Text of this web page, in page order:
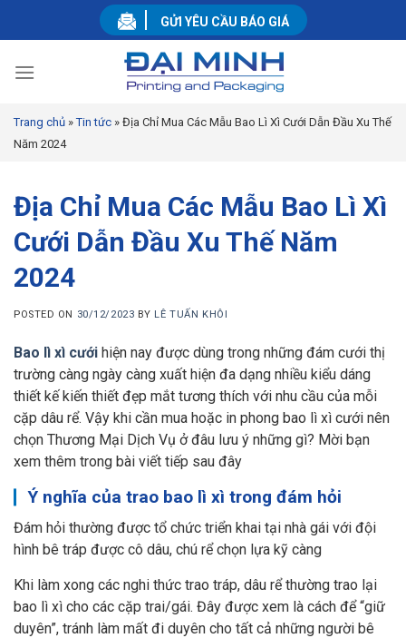
GỬI YÊU CẦU BÁO GIÁ
Trang chủ »Tin tức » Địa Chỉ Mua Các Mẫu Bao Lì Xì Cưới Dẫn Đầu Xu Thế
Năm 2024
Địa Chỉ Mua Các Mẫu Bao Lì Xì
Cưới Dẫn Đầu Xu Thế Năm
2024
POSTED ON 30/12/2023 BY LÊ TUẤN KHÔI
Bao lì xì cưới hiện nay được dùng trong những đám cưới thị
trường càng ngày càng xuất hiện đa dạng nhiều kiểu dáng
thiết kế kiến thiết đẹp mắt tương thích với nhu cầu của mỗi
cặp dâu rể. Vậy khi cần mua hoặc in phong bao lì xì cưới nên
chọn Thương Mại Dịch Vụ ở đâu lưu ý những gì? Mời bạn
xem thêm trong bài viết tiếp sau đây
Ý nghĩa của trao bao lì xì trong đám hỏi
Đám hỏi thường được tổ chức triển khai tại nhà gái với đội
hình bê tráp được cô dâu, chú rể chọn lựa kỹ càng
Khi làm xong các nghi thức trao tráp, dâu rể thường trao lại
bao lì xì cho các cặp trai/gái. Đây được xem là cách để “giữ
duyên”, tránh làm mất đi duyên cho tất cả những người bê